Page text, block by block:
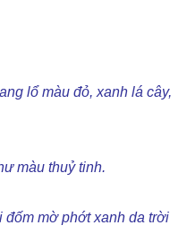
lổ màu đỏ, xanh lá cây,
màu thuỷ tinh.
đốm mờ phớt xanh da trời